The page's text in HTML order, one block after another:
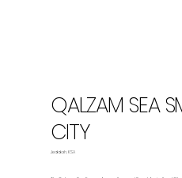
QALZAM SEA
CITY
Jeddah, KSA